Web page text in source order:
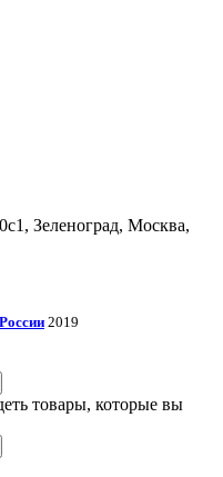
Зеленоград, Москва,
2019
товары, которые вы